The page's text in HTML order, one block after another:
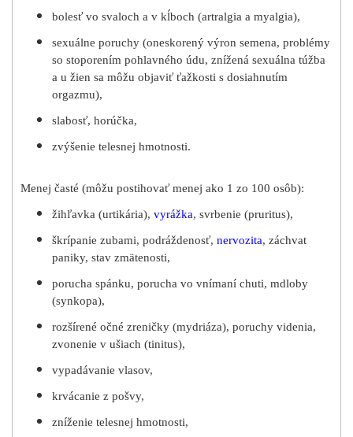
bolesť vo svaloch a v kĺboch (artralgia a myalgia),
sexuálne poruchy (oneskorený výron semena, problémy
so stoporením pohlavného údu, znížená sexuálna túžba
a u žien sa môžu objaviť ťažkosti s dosiahnutím
orgazmu),
slabosť, horúčka,
zvýšenie telesnej hmotnosti.
Menej časté (môžu postihovať menej ako 1 zo 100 osôb):
žihľavka (urtikária), vyrážka, svrbenie (pruritus),
škrípanie zubami, podráždenosť, nervozita, záchvat
paniky, stav zmätenosti,
porucha spánku, porucha vo vnímaní chuti, mdloby
(synkopa),
rozšírené očné zreničky (mydriáza), poruchy videnia,
zvonenie v ušiach (tinitus),
vypadávanie vlasov,
krvácanie z pošvy,
zníženie telesnej hmotnosti,